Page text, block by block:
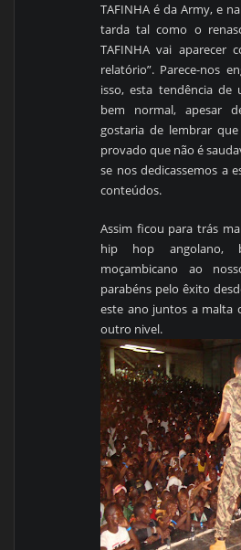
TAFINHA é da Army, e
tarda tal como o
TAFINHA vai aparecer
relatório”. Parece-nos
isso, esta tendência
bem normal, apesar
gostaria de lembrar
provado que não é
se nos dedicassemos a
conteúdos.
Assim ficou para trás
hip hop
moçambicano ao
parabéns pelo êxito
este ano juntos a malta
outro nivel.